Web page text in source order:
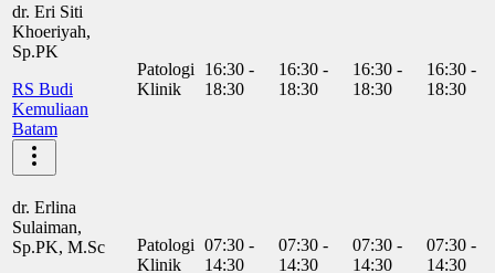
dr. Eri Siti
Khoeriyah,
Sp.PK
RS Budi
Kemuliaan
Batam
Patologi
Klinik
16:30 -
18:30
16:30 -
18:30
16:30 -
18:30
16:30 -
18:30
dr. Erlina
Sulaiman,
Sp.PK, M.Sc
Patologi
Klinik
07:30 -
14:30
07:30 -
14:30
07:30 -
14:30
07:30 -
14:30